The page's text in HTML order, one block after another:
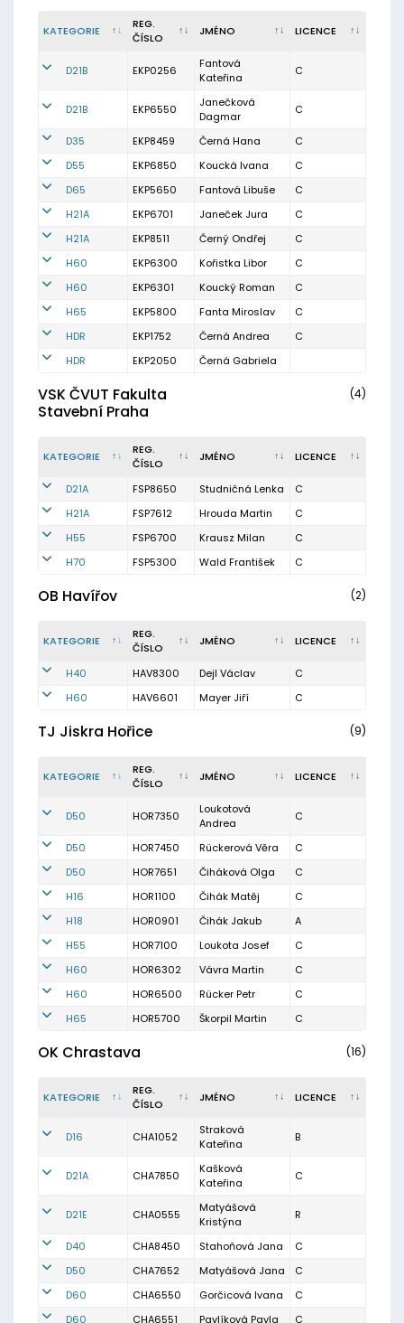
KATEGORIE
REG.
ČÍSLO
JMÉNO LICENCE
D21B EKP0256
Fantová
Kateřina
C
D21B EKP6550
Janečková
Dagmar
C
D35 EKP8459 Černá Hana
C
D55
EKP6850 Koucká Ivana
C
D65
EKP5650 Fantová Libuše
C
H21A
EKP6701 Janeček Jura
C
H21A
EKP8511 Černý Ondřej
C
H60
EKP6300 Kořistka Libor
C
H60
EKP6301 Koucký Roman
C
H65
EKP5800 Fanta Miroslav
C
HDR
EKP1752 Černá Andrea
C
HDR
EKP2050 Černá Gabriela
VSK ČVUT Fakulta
Stavební Praha
(4)
KATEGORIE
REG.
ČÍSLO
JMÉNO LICENCE
D21A FSP8650 Studničná Lenka
C
H21A
FSP7612 Hrouda Martin
C
H55
FSP6700 Krausz Milan
C
H70
FSP5300 Wald František C
OB Havířov (2)
KATEGORIE
REG.
ČÍSLO
JMÉNO LICENCE
H40 HAV8300 Dejl Václav
C
H60
HAV6601 Mayer Jiří C
TJ Jiskra Hořice (9)
KATEGORIE
REG.
ČÍSLO
JMÉNO LICENCE
D50 HOR7350
Loukotová
Andrea
C
D50 HOR7450 Rückerová Věra
C
D50
HOR7651 Čiháková Olga
C
H16
HOR1100 Čihák Matěj
C
H18
HOR0901 Čihák Jakub
A
H55
HOR7100 Loukota Josef
C
H60
HOR6302 Vávra Martin
C
H60
HOR6500 Rücker Petr
C
H65
HOR5700 Škorpil Martin C
OK Chrastava (16)
KATEGORIE
REG.
ČÍSLO
JMÉNO LICENCE
D16 CHA1052
Straková
Kateřina
B
D21A CHA7850
Kašková
Kateřina
C
D21E CHA0555
Matyášová
Kristýna
R
D40 CHA8450 Stahoňová Jana
C
D50
CHA7652 Matyášová Jana
C
D60
CHA6550 Gorčicová Ivana
C
D60
CHA6551 Pavlíková Pavla C